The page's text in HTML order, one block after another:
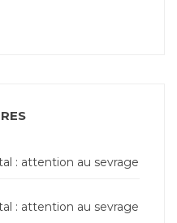
: attention au sevrage
: attention au sevrage